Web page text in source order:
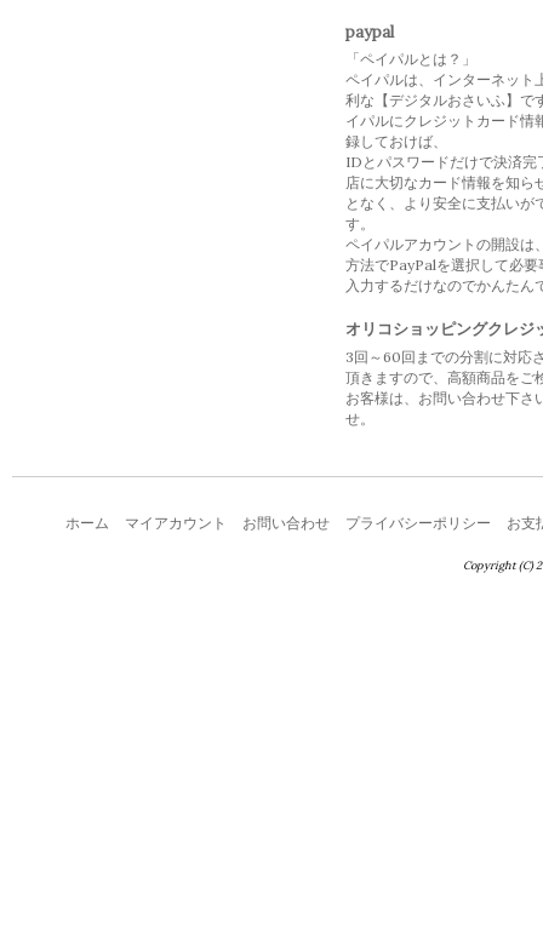
paypal
「ペイパルとは？」
ペイパルは、インターネット
利な【デジタルおさいふ】で
イパルにクレジットカード情
録しておけば、
IDとパスワードだけで決済完
店に大切なカード情報を知ら
となく、より安全に支払いが
す。
ペイパルアカウントの開設は
方法でPayPalを選択して必要
入力するだけなのでかんたん
オリコショッピングクレジ
3回～60回までの分割に対応
頂きますので、高額商品をご
お客様は、お問い合わせ下さ
せ。
ホーム マイアカウント お問い合わせ プライバシーポリシー お支
Copyright (C)